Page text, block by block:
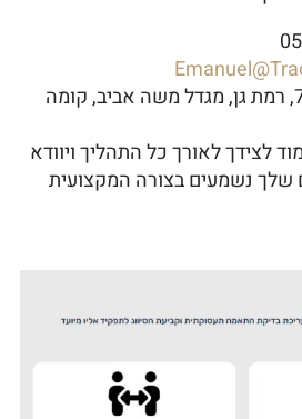
: ז'בוטינסקי 7, רמת גן, מגדל משה אביב, קומה
לצידך לאורך כל התהליך ויוודא
שלך נשמעים בצורה המקצועית